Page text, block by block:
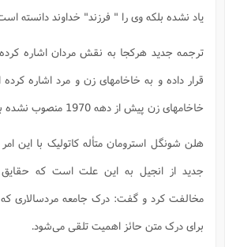
یاد نشده بلکه وی را " فرزند" خداوند دانسته
ترجمه جدید هرکجا به نقش مردان اشاره کرده
قرار داده و به خاخامهای زن و مرد اشاره
خاخامهای زن پیش از دهه 1970 منصوب نشده بودند.
هلن شونگل استرومان متأله کاتولیک با این
جدید از انجیل به این علت است که حقایق
مخالفت کرد و گفت: درک جامعه مردسالاری
برای درک متن حائز اهمیت تلقی می‌شود.